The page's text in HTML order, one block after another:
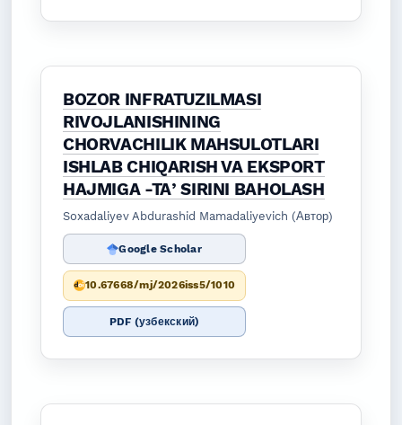
BOZOR INFRATUZILMASI
RIVOJLANISHINING
CHORVACHILIK MAHSULOTLARI
ISHLAB CHIQARISH VA EKSPORT
HAJMIGA -TAʼSIRINI BAHOLASH
Soxadaliyev Abdurashid Mamadaliyevich (Автор)
Google Scholar
10.67668/mj/2026iss5/1010
PDF (узбекский)